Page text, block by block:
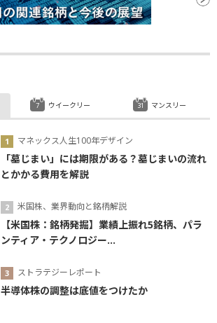
マネックス人生100年デザイン
「墓じまい」には期限がある？墓じまいの流れ
とかかる費用を解説
米国株、業界動向と銘柄解説
【米国株：銘柄発掘】業績上振れ5銘柄、パラ
ンティア・テクノロジー...
ストラテジーレポート
半導体株の調整は底値をつけたか
ウイークリー マンスリー